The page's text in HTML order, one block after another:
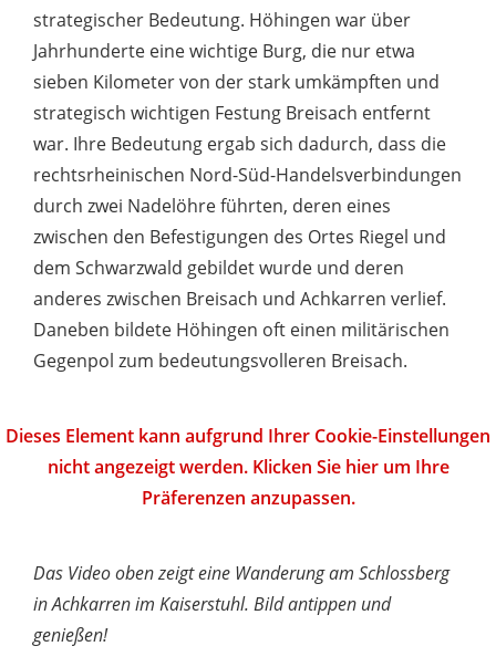
strategischer Bedeutung. Höhingen war über
Jahrhunderte eine wichtige Burg, die nur etwa
sieben Kilometer von der stark umkämpften und
strategisch wichtigen Festung Breisach entfernt
war. Ihre Bedeutung ergab sich dadurch, dass die
rechtsrheinischen Nord-Süd-Handelsverbindungen
durch zwei Nadelöhre führten, deren eines
zwischen den Befestigungen des Ortes Riegel und
dem Schwarzwald gebildet wurde und deren
anderes zwischen Breisach und Achkarren verlief.
Daneben bildete Höhingen oft einen militärischen
Gegenpol zum bedeutungsvolleren Breisach.
Dieses Element kann aufgrund Ihrer Cookie-Einstellungen
nicht angezeigt werden. Klicken Sie hier um Ihre
Präferenzen anzupassen.
Das Video oben zeigt eine Wanderung am Schlossberg
in Achkarren im Kaiserstuhl. Bild antippen und
genießen!